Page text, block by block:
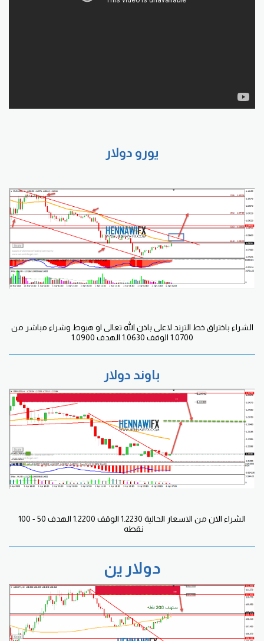
يورو دولار
الشراء باختراق خط الترند لاعلى باذن الله تعالى او هبوط وشراء مباشر من
1.0700 الوقف 1.0630 الهدف 1.0900
باوند دولار
الشراء الان من الاسعار الحالية 1.2230 الوقف 1.2200 الهدف 50 - 100
نقطه
دولار ين